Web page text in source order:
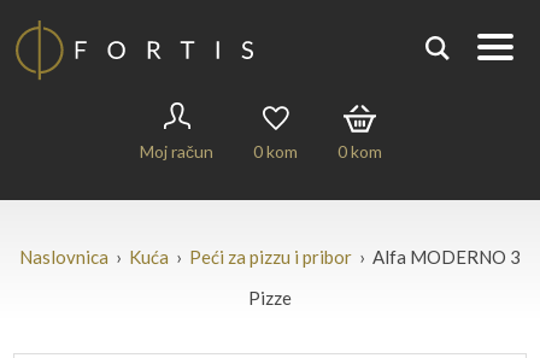
Moj račun 0kom 0kom
Naslovnica › Kuća › Peći za pizzu i pribor › Alfa MODERNO 3
Pizze